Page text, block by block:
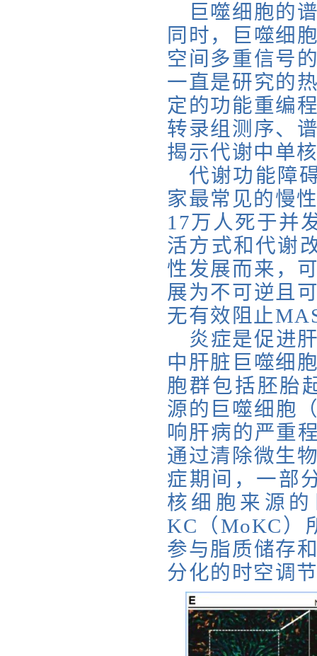
巨噬细胞的
同时，巨噬细
空间多重信号
一直是研究的
定的功能重编
转录组测序、
揭示代谢中单
代谢功能障
家最常见的慢
17万人死于并
活方式和代谢
性发展而来，
展为不可逆且
无有效阻止
炎症是促进
中肝脏巨噬细
胞群包括胚胎
源的巨噬细胞
响肝病的严重
通过清除微生
症期间，一部
核细胞来源
KC（MoKC）
参与脂质储存
分化的时空调